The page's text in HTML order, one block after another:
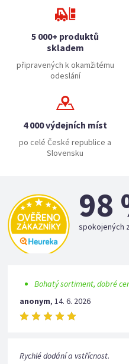
5 000+ produktů
skladem
připravených k okamžitému
odeslání
4 000 výdejních míst
po celé České republice a
Slovensku
98
spokojených
Bohatý sortiment, dobré
anonym,14. 6. 2026
Rychlé dodání a vstřícnost.